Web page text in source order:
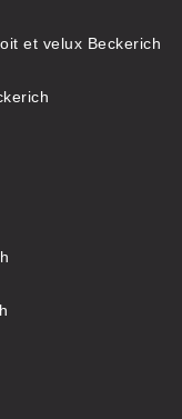
et velux Beckerich